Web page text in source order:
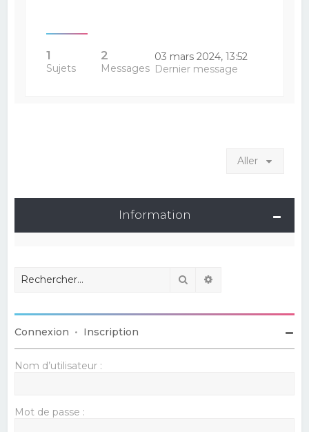
1
Sujets
2
Messages
03 mars 2024, 13:52
Dernier message
Aller
Information
Rechercher
Connexion • Inscription
Nom d’utilisateur :
Mot de passe :